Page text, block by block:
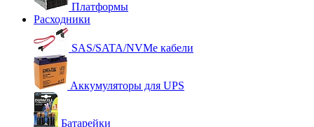
Платформы
Расходники
SAS/SATA/NVMe кабели
Аккумуляторы для UPS
Батарейки